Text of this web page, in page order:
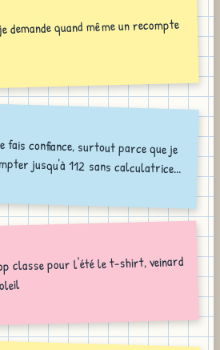
demande quand même un recompte
fais confiance, surtout parce que je
jusqu'à 112 sans calculatrice...
classe pour l'été le t-shirt, veinard